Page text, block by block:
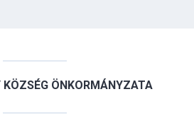
KÖZSÉG ÖNKORMÁNYZATA